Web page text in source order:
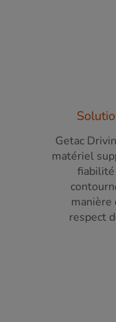
Getac
matériel
fiabilité
manière
respect